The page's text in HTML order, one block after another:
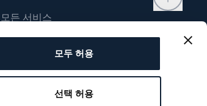
모두 허용
선택 허용
모든 서비스
연락처
위시리스트
사용자 매뉴얼